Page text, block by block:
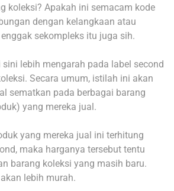
koleksi? Apakah ini semacam kode
dengan kelangkaan atau
sekompleks itu juga sih.
sini lebih mengarah pada label second
Secara umum, istilah ini akan
sematkan pada berbagai barang
yang mereka jual.
yang mereka jual ini terhitung
maka harganya tersebut tentu
barang koleksi yang masih baru.
lebih murah.